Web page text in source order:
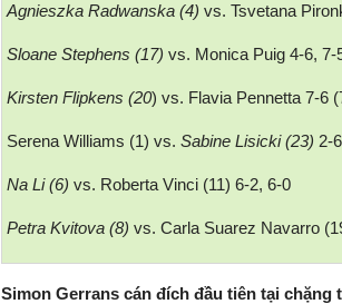
Agnieszka Radwanska (4) vs. Tsvetana
Sloane Stephens (17) vs. Monica Puig 4-6, 7-
Kirsten Flipkens (20) vs. Flavia Pennetta 7-6
Serena Williams (1) vs. Sabine Lisicki (23) 2-
Na Li (6) vs. Roberta Vinci (11) 6-2, 6-0
Petra Kvitova (8) vs. Carla Suarez Navarro
Simon Gerrans cán đích đầu tiên tại chặng